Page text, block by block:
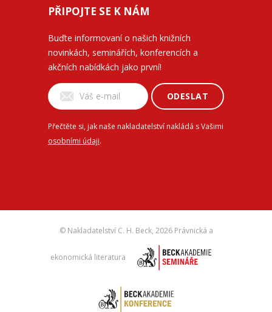
PŘIPOJTE SE K NÁM
Buďte informovaní o našich knižních
novinkách, seminářích, konferencích a
akčních nabídkách jako první!
ODESLAT
Přečtěte si, jak naše nakladatelství nakládá s Vašimi
osobními údaji.
© Nakladatelství C. H. Beck, 2026 Právnická a
ekonomická literatura